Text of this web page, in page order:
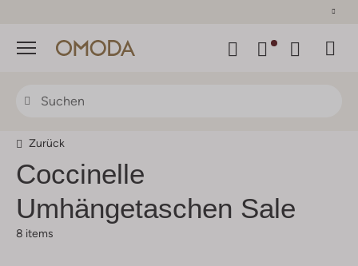
Menü
Zurück
Coccinelle
Umhängetaschen Sale
8 items